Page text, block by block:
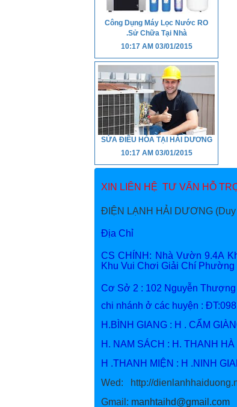
Công Dụng Máy Lọc Nước RO
.Sử Chữa Tại Nhà
10:17 AM03/01/2015
SỬA ĐIỀU HÒA TẠI HẢI DƯƠNG
10:17 AM 03/01/2015
XIN LIÊN HỆ TƯ VẤN HỖ
ĐIỆN LẠNH HẢI DƯƠNG (Duy
Địa Chỉ
CS CHÍNH: Nhà Vườn 9.4A
Khu Vui Chơi Giải Chí
Cơ Sở 2 : 102 Nguyễn
chi nhánh ở các huyện :
H.BÌNH GIANG : H . CẨM
H. NAM SÁCH : H. THANH
H .THANH MIỆN : H .NINH
Wed: http://
Gmail: manhtaihd@gmail.com